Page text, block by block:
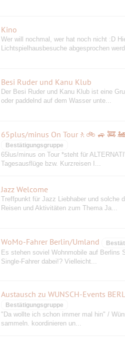
Kino
Wer will nochmal, wer hat noch nicht :D
Lichtspielhausbesuche abgesprochen
Besi Ruder und Kanu Klub
Der Besi Ruder und Kanu Klub ist eine
oder paddelnd auf dem Wasser unte...
65plus/minus On Tour🚶🚲 🚙 🚒
Bestätigungsgruppe
65lus/minus on Tour *steht für
Tagesausflüge bzw. Kurzreisen I...
Jazz Welcome
Treffpunkt für Jazz Liebhaber und solche
Reisen und Aktivitäten zum Thema Ja...
WoMo-Fahrer Berlin/Umland
Es stehen soviel Wohnmobile auf Berlins
Single-Fahrer dabei!? Vielleicht...
Austausch zu WUNSCH-Events
Bestätigungsgruppe
"Da wollte ich schon immer mal hin" /
sammeln. koordinieren un...